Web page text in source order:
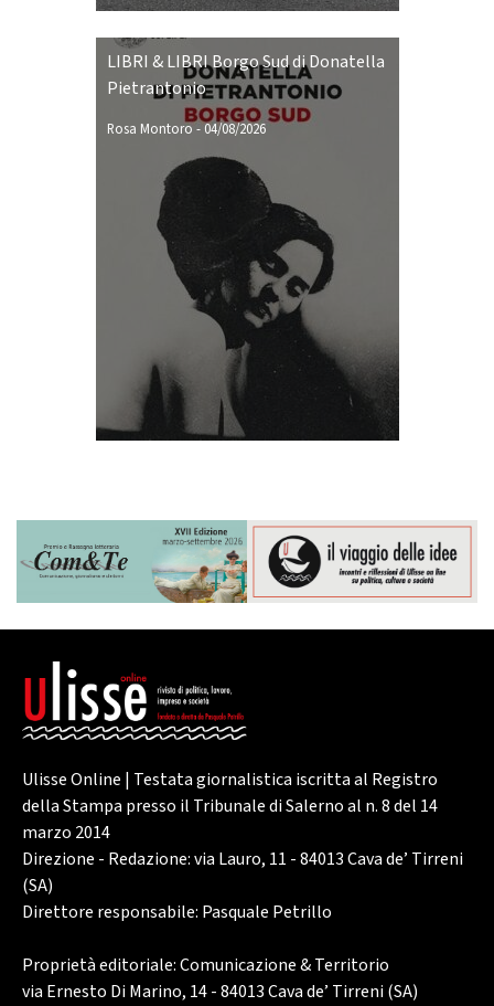
LIBRI & LIBRI Borgo Sud di Donatella
Pietrantonio
Rosa Montoro-04/08/2026
Ulisse Online | Testata giornalistica iscritta al Registro
della Stampa presso il Tribunale di Salerno al n. 8 del 14
marzo 2014
Direzione - Redazione: via Lauro, 11 - 84013 Cava de’ Tirreni
(SA)
Direttore responsabile: Pasquale Petrillo
Proprietà editoriale: Comunicazione & Territorio
via Ernesto Di Marino, 14 - 84013 Cava de’ Tirreni (SA)